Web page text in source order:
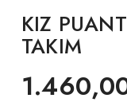
KIZ
TAKIM